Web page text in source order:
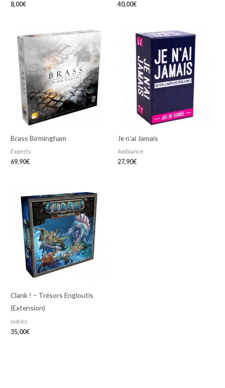
8,00€ 40,00€
Brass Birmingham
Experts
69,90€
Je n’ai Jamais
Ambiance
27,90€
Clank ! – Trésors Engloutis
(Extension)
Initiés
35,00€